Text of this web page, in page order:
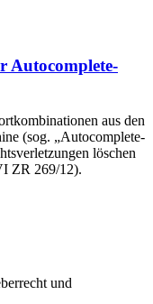
Autocomplete-
aus den
(sog. „Autocomplete-
löschen
ZR 269/12).
und